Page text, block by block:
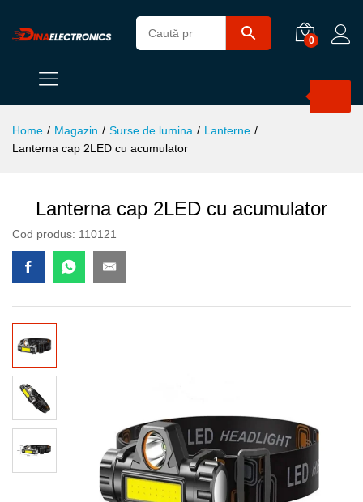
0
Home / Magazin / Surse de lumina / Lanterne /
Lanterna cap 2LED cu acumulator
Lanterna cap 2LED cu acumulator
Cod produs: 110121